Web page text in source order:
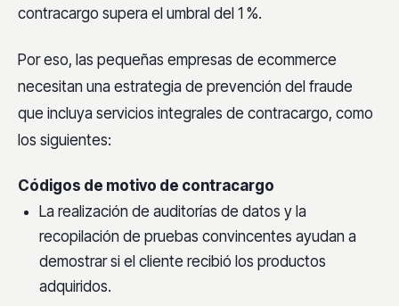
contracargo supera el umbral del 1 %.
Por eso, las pequeñas empresas de ecommerce
necesitan una estrategia de prevención del fraude
que incluya servicios integrales de contracargo, como
los siguientes:
Códigos de motivo de contracargo
La realización de auditorías de datos y la
recopilación de pruebas convincentes ayudan a
demostrar si el cliente recibió los productos
adquiridos.